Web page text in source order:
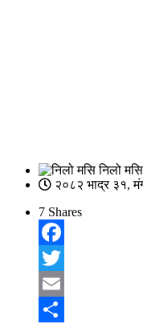
निलो मसि
२०८२ भाद्र ३१,
7 Shares
Facebook
Twitter
Email